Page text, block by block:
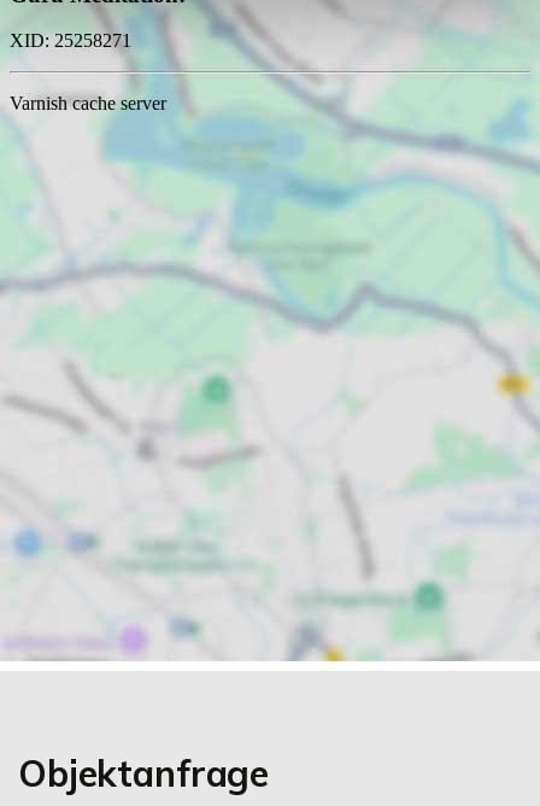
Objektanfrage